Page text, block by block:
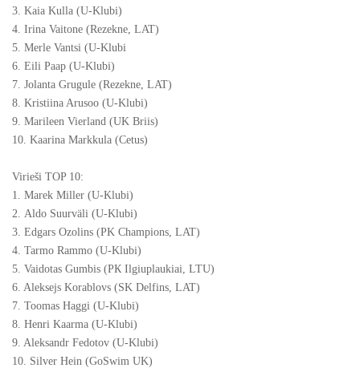
3. Kaia Kulla (U-Klubi)
4. Irina Vaitone (Rezekne, LAT)
5. Merle Vantsi (U-Klubi
6. Eili Paap (U-Klubi)
7. Jolanta Grugule (Rezekne, LAT)
8. Kristiina Arusoo (U-Klubi)
9. Marileen Vierland (UK Briis)
10. Kaarina Markkula (Cetus)
Virieši TOP 10:
1. Marek Miller (U-Klubi)
2. Aldo Suurväli (U-Klubi)
3. Edgars Ozolins (PK Champions, LAT)
4. Tarmo Rammo (U-Klubi)
5. Vaidotas Gumbis (РК Ilgiuplaukiai, LTU)
6. Aleksejs Korablovs (SK Delfins, LAT)
7. Toomas Haggi (U-Klubi)
8. Henri Kaarma (U-Klubi)
9. Aleksandr Fedotov (U-Klubi)
10. Silver Hein (GoSwim UK)